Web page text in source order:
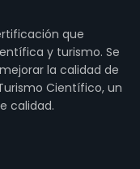
que
y turismo. Se
la calidad de
Científico, un
calidad.